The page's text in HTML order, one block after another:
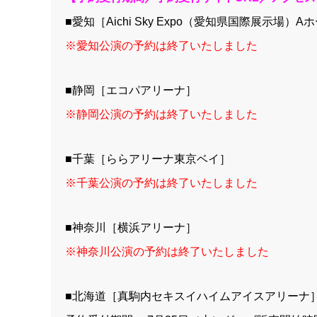
■愛知［Aichi Sky Expo（愛知県国際展示場）Aホ
※愛知公演の予約は終了いたしました
■静岡［エコパアリーナ］
※静岡公演の予約は終了いたしました
■千葉［ららアリーナ東京ベイ］
※千葉公演の予約は終了いたしました
■神奈川［横浜アリーナ］
※神奈川公演の予約は終了いたしました
■北海道［真駒内セキスイハイムアイスアリーナ］